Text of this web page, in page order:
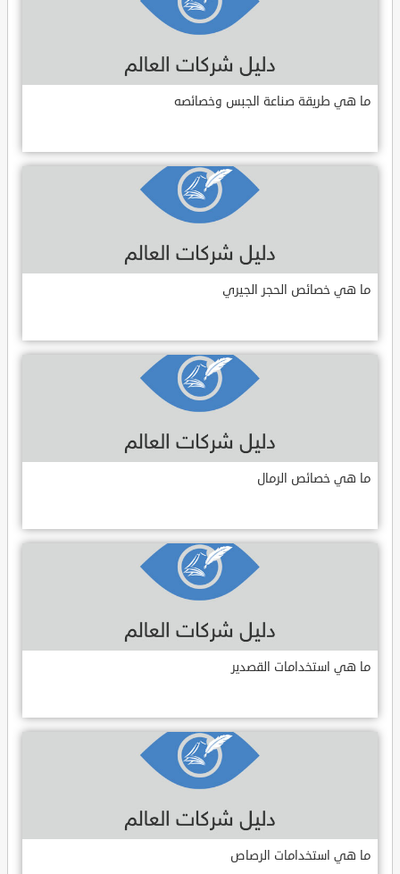
ما هي طريقة صناعة الجبس وخصائصه
ما هي خصائص الحجر الجيري
ما هي خصائص الرمال
ما هي استخدامات القصدير
ما هي استخدامات الرصاص